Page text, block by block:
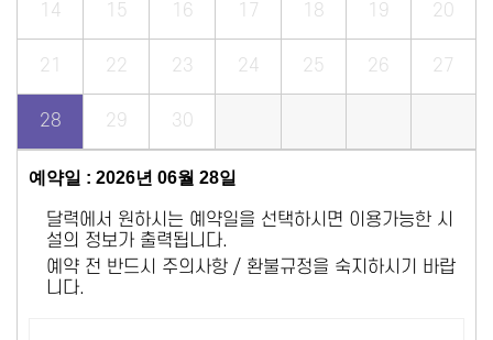
14 15 16 17 18 19 20
21 22 23 24 25 26 27
28 29 30
예약일 : 2026년 06월 28일
달력에서 원하시는 예약일을 선택하시면 이용가능한 시
설의 정보가 출력됩니다.
예약 전 반드시 주의사항 / 환불규정을 숙지하시기 바랍
니다.